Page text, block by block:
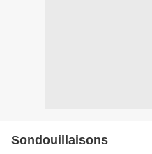
Sondouillaisons